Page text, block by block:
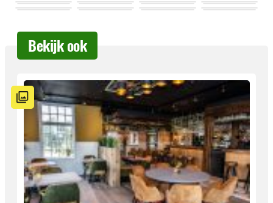
Bekijk ook